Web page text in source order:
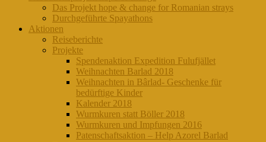
Das Projekt hope & change for Romanian strays
Durchgeführte Spayathons
Aktionen
Reiseberichte
Projekte
Spendenaktion Expedition Fulufjället
Weihnachten Barlad 2018
Weihnachten in Bârlad- Geschenke für
bedürftige Kinder
Kalender 2018
Wurmkuren statt Böller 2018
Wurmkuren und Impfungen 2016
Patenschaftsaktion – Help Azorel Barlad